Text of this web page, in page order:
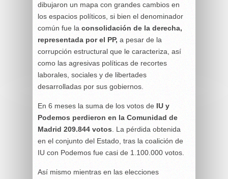
dibujaron un mapa con grandes cambios en
los espacios políticos, si bien el denominador
común fue la consolidación de la derecha,
representada por el PP, a pesar de la
corrupción estructural que le caracteriza, así
como las agresivas políticas de recortes
laborales, sociales y de libertades
desarrolladas por sus gobiernos.
En 6 meses la suma de los votos de IU y
Podemos perdieron en la Comunidad de
Madrid 209.844 votos . La pérdida obtenida
en el conjunto del Estado, tras la coalición de
IU con Podemos fue casi de 1.100.000 votos.
Así mismo mientras en las elecciones